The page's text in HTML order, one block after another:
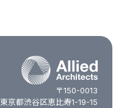
〒150-0013
東京都渋谷区恵比寿1-19-15